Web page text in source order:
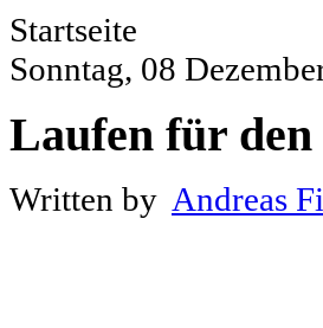
Startseite
Sonntag, 08
Laufen für den
Written by Andreas